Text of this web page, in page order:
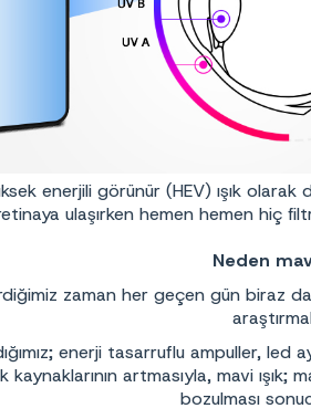
enerjili görünür (HEV) ışık
ulaşırken hemen hemen hiç
Neden
zaman her geçen gün biraz
enerji tasarruflu ampuller,
kaynaklarının artmasıyla, mavi
bozulması